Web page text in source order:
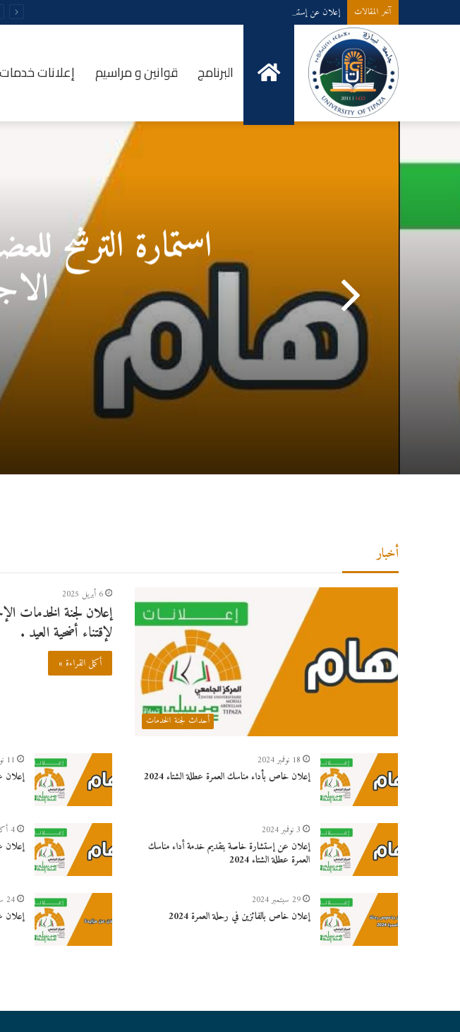
آخر المقالات إعلان عن إستشارة لإقتناء عتاد ولوازم الإعلام الألي
الخدماتالبرنامج قوانين و مراسيم إعلانات
استمارة الترشح
أخبار
أحداث لجنة الخدمات
6 أبريل 2025
إعلان لجنة الخدمات
لإقتناء أضحية العيد .
أكمل القراءة »
18 نوفمبر 2024
إعلان خاص بأداء مناسك العمرة عطلة الشتاء 2024
11 نوفمبر 2024
إعلان
3 نوفمبر 2024
إعلان عن إستشارة خاصة بتقديم خدمة أداء مناسك
العمرة عطلة الشتاء 2024
4 أكتوبر 2024
إعلان
29 سبتمبر 2024
إعلان خاص بالفائزين في رحلة العمرة 2024
24 سبتمبر 2024
إعلان